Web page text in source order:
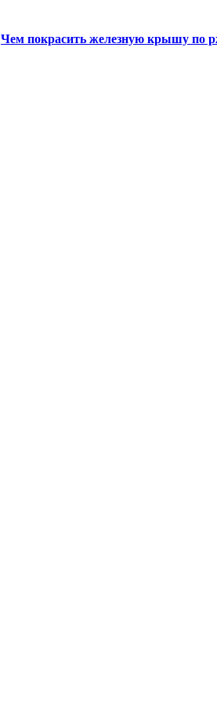
Чем покрасить железную крышу по